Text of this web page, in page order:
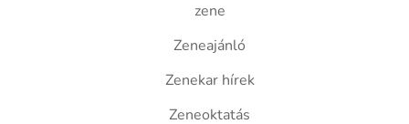
zene
Zeneajánló
Zenekar hírek
Zeneoktatás